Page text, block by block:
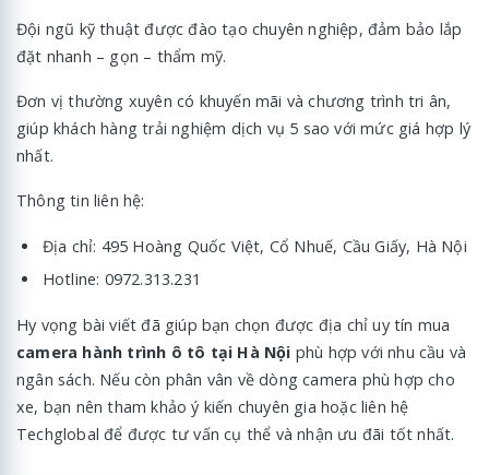
Đội ngũ kỹ thuật được đào tạo chuyên nghiệp, đảm bảo lắp
đặt nhanh – gọn – thẩm mỹ.
Đơn vị thường xuyên có khuyến mãi và chương trình tri ân,
giúp khách hàng trải nghiệm dịch vụ 5 sao với mức giá hợp lý
nhất.
Thông tin liên hệ:
Địa chỉ: 495 Hoàng Quốc Việt, Cổ Nhuế, Cầu Giấy, Hà Nội
Hotline: 0972.313.231
Hy vọng bài viết đã giúp bạn chọn được địa chỉ uy tín mua
camera hành trình ô tô tại Hà Nội phù hợp với nhu cầu và
ngân sách. Nếu còn phân vân về dòng camera phù hợp cho
xe, bạn nên tham khảo ý kiến chuyên gia hoặc liên hệ
Techglobal để được tư vấn cụ thể và nhận ưu đãi tốt nhất.